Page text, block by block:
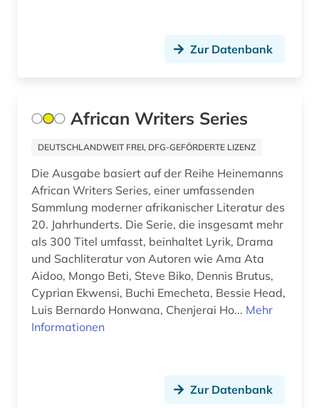
akdademie der künste (1)
akkadisch (2)
akkreditierung (1)
akronym (7)
akte (2)
aktie (6)
aktien (1)
Zur Datenbank
African Writers Series
DEUTSCHLANDWEIT FREI, DFG-GEFÖRDERTE LIZENZ
Die Ausgabe basiert auf der Reihe Heinemanns
African Writers Series, einer umfassenden
Sammlung moderner afrikanischer Literatur des
20. Jahrhunderts. Die Serie, die insgesamt mehr
als 300 Titel umfasst, beinhaltet Lyrik, Drama
und Sachliteratur von Autoren wie Ama Ata
Aidoo, Mongo Beti, Steve Biko, Dennis Brutus,
Cyprian Ekwensi, Buchi Emecheta, Bessie Head,
Luis Bernardo Honwana, Chenjerai Ho... Mehr
Informationen
Zur Datenbank